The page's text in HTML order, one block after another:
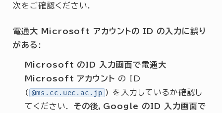
次をご確認ください．
電通大 Microsoft アカウントの ID の入力に誤り
がある:
Microsoft のID 入力画面で電通大
Microsoft アカウント の ID
( @ms.cc.uec.ac.jp ) を入力しているか確認し
てください． その後，Google のID 入力画面で